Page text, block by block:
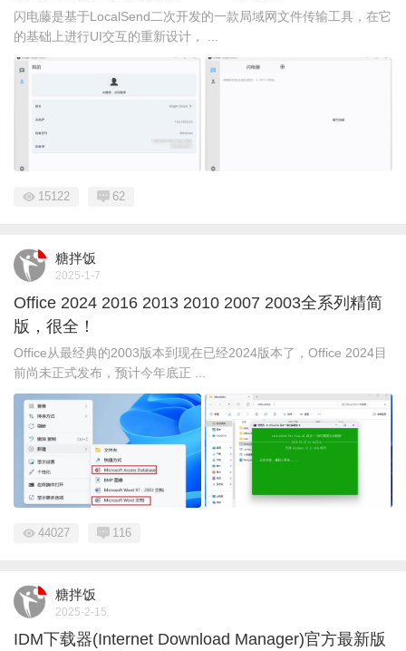
闪电藤是基于LocalSend二次开发的一款局域网文件传输工具，在它
的基础上进行UI交互的重新设计， ...
15122 62
糖拌饭
2025-1-7
Office 2024 2016 2013 2010 2007 2003全系列精简
版，很全！
Office从最经典的2003版本到现在已经2024版本了，Office 2024目
前尚未正式发布，预计今年底正 ...
44027 116
糖拌饭
2025-2-15
IDM下载器(Internet Download Manager)官方最新版